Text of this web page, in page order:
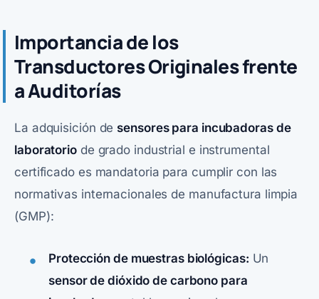
Importancia de los
Transductores Originales frente
a Auditorías
La adquisición de sensores para incubadoras de
laboratoriode grado industrial e instrumental
certificado es mandatoria para cumplir con las
normativas internacionales de manufactura limpia
(GMP):
Protección de muestras biológicas: Un
sensor de dióxido de carbono para